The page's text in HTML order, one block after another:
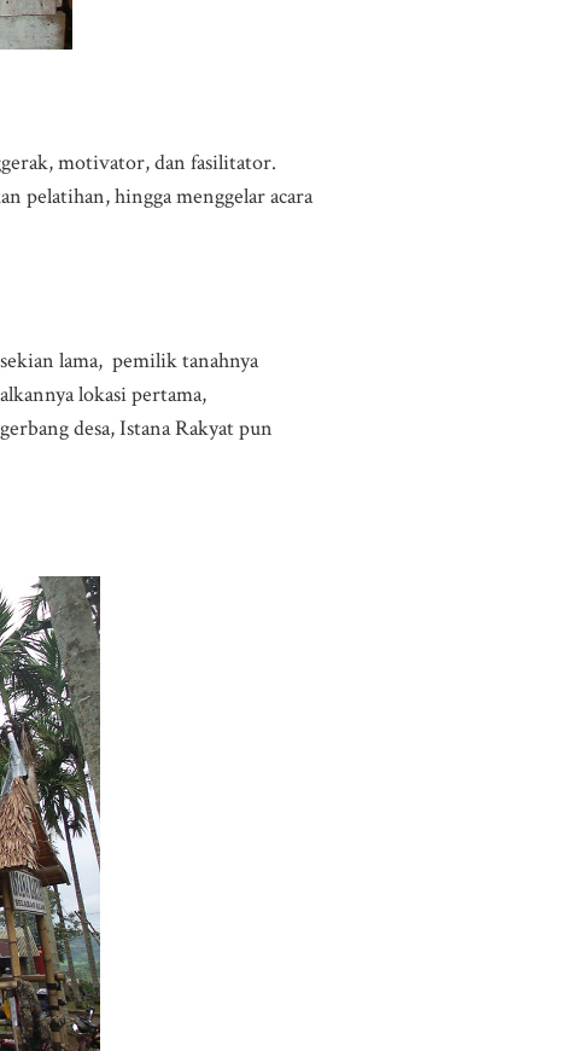
motivator, dan fasilitator.
pelatihan, hingga menggelar acara
lama, pemilik tanahnya
lokasi pertama,
desa, Istana Rakyat pun